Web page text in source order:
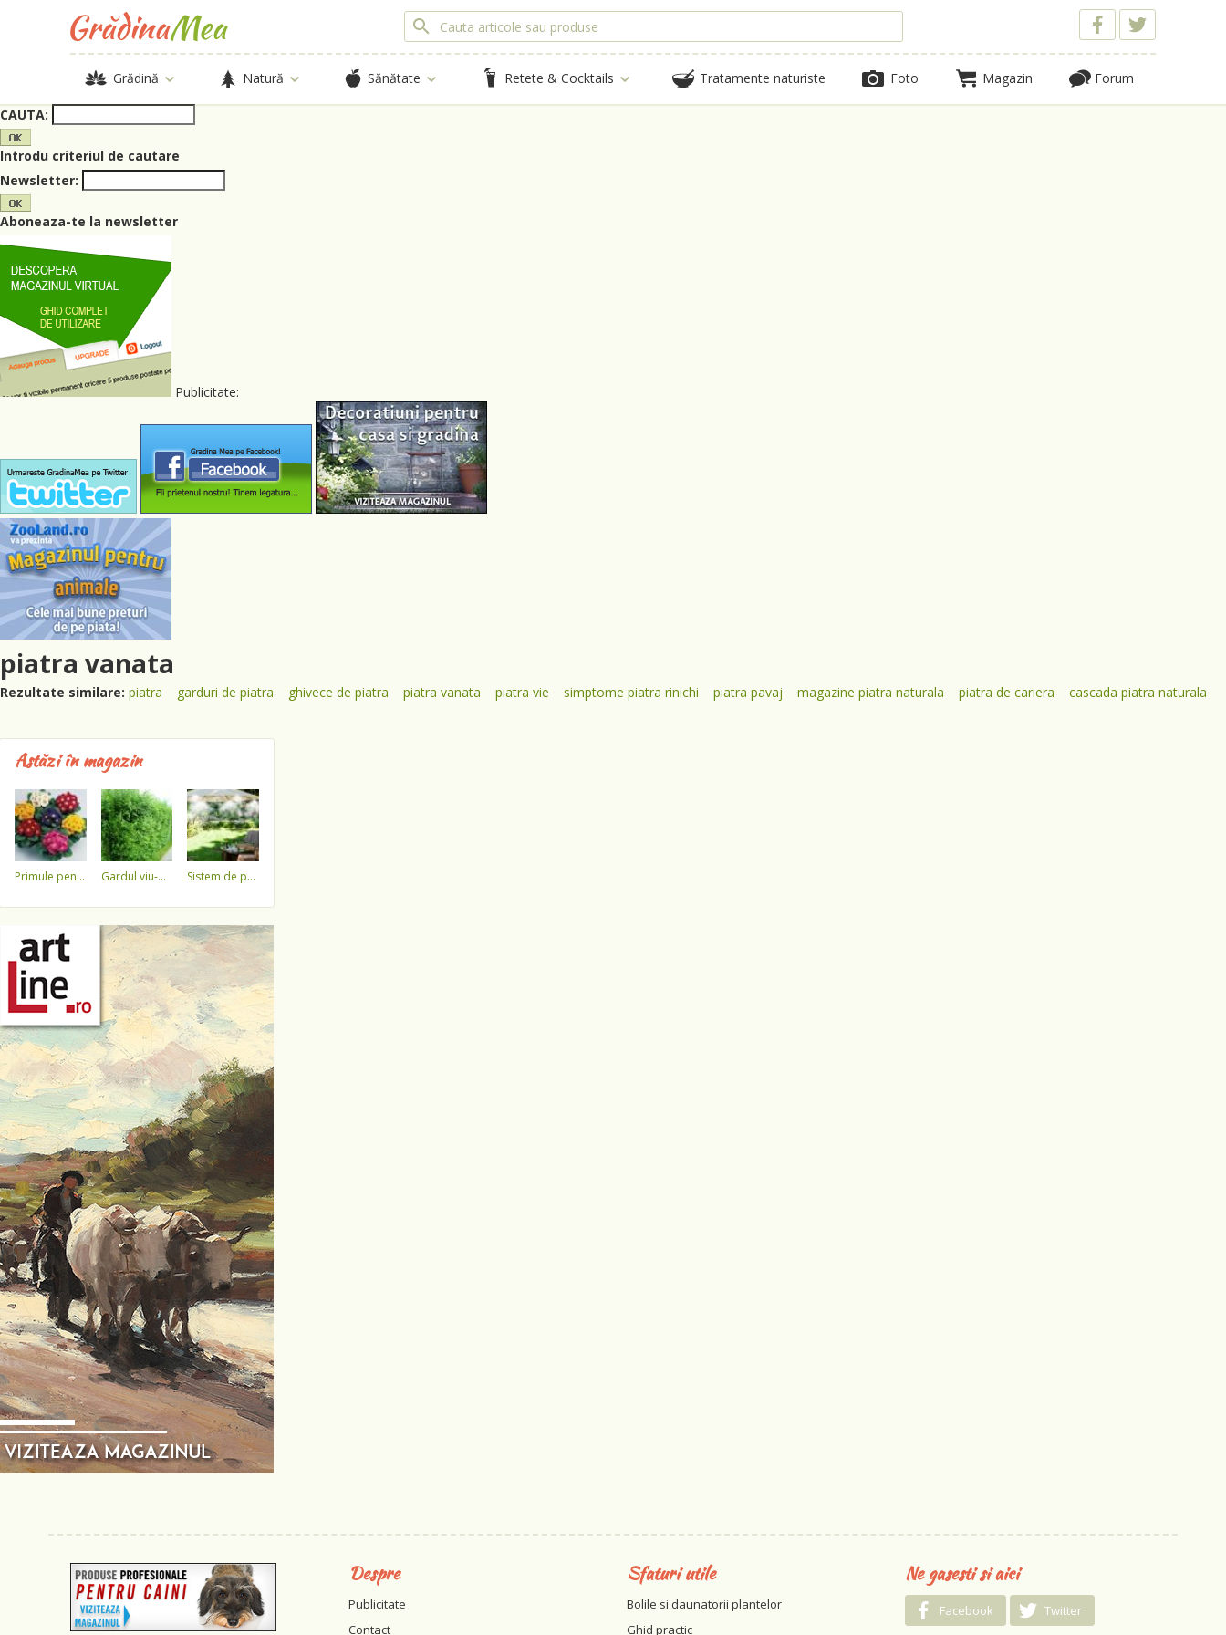
Grădină Natură Sănătate Retete & Cocktails Tratamente naturiste Foto Magazin Forum
CAUTA:
Introdu criteriul de cautare
Newsletter:
Aboneaza-te la newsletter
Publicitate:
piatra vanata
Rezultate similare: piatra garduri de piatra ghivece de piatra piatra vanata piatra vie simptome piatra rinichi piatra pavaj magazine piatra naturala piatra de cariera cascada piatra naturala
Astăzi în magazin
primule pentru 1 martie 3,5 lei / ghiveci !!!! gardul viu-minune! sistem de pulverizare a apei
Despre
Publicitate
Contact
Sfaturi utile
Bolile si daunatorii plantelor
Ghid practic
Ne gasesti si aici
Facebook Twitter